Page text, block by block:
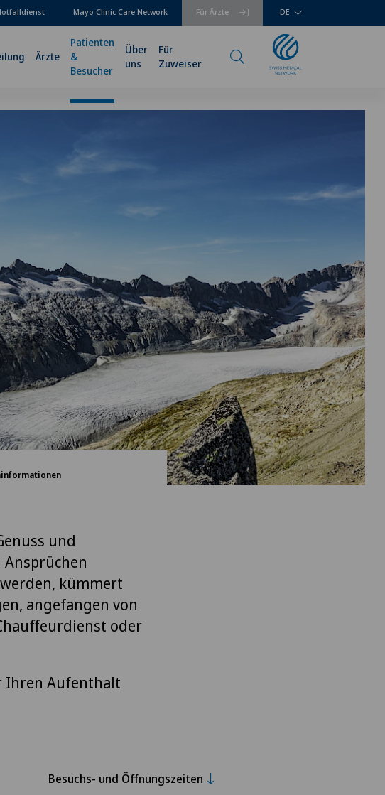
Für Ärzte
Mayo Clinic Care Network DE
Ärzte
Patienten
&
Besucher
Über
uns
Für
Zuweiser
und
kümmert
angefangen von
oder
Ihren Aufenthalt
Besuchs- und Öffnungszeiten